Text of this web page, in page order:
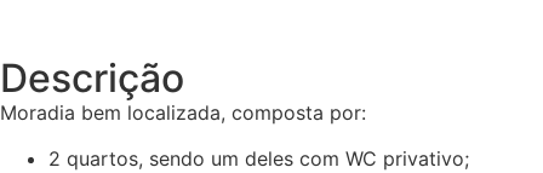
Descrição
Moradia bem localizada, composta por:
2 quartos, sendo um deles com WC privativo;